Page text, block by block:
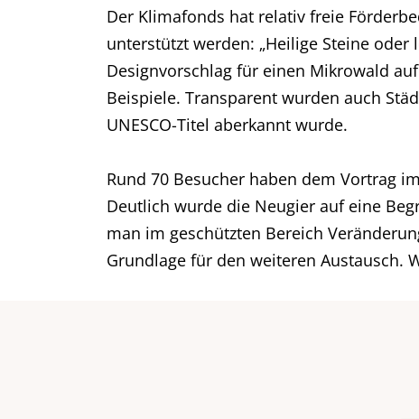
Der Klimafonds hat relativ freie
unterstützt werden: „Heilige Steine
Designvorschlag für einen Mikrowald
Beispiele. Transparent wurden auch
UNESCO-Titel aberkannt wurde.
Rund 70 Besucher haben dem Vortrag
Deutlich wurde die Neugier auf eine
man im geschützten Bereich
Grundlage für den weiteren Austausch.